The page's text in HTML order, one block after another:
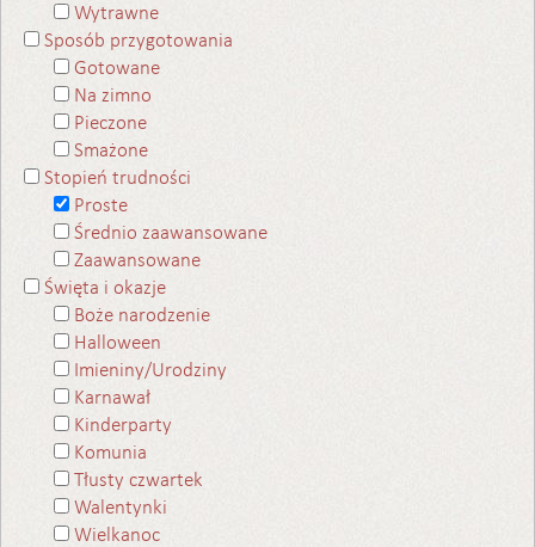
Wytrawne
Sposób przygotowania
Gotowane
Na zimno
Pieczone
Smażone
Stopień trudności
Proste
Średnio zaawansowane
Zaawansowane
Święta i okazje
Boże narodzenie
Halloween
Imieniny/Urodziny
Karnawał
Kinderparty
Komunia
Tłusty czwartek
Walentynki
Wielkanoc